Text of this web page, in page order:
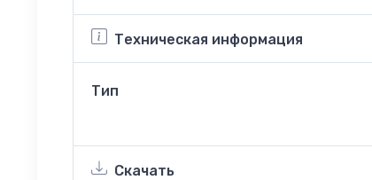
Техническая информация
Тип
Скачать